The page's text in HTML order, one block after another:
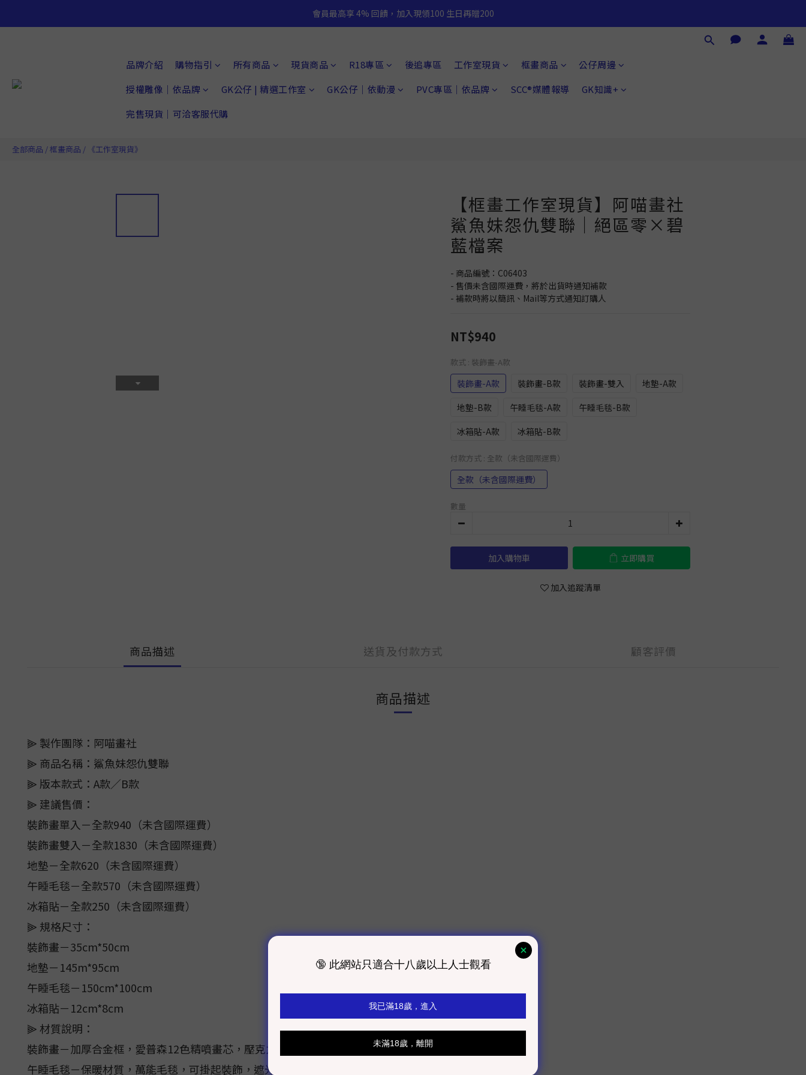
會員最高享 4% 回饋，加入現領100 生日再贈200
品牌介紹 購物指引 所有商品 現貨商品 R18專區 後追專區 工作室現貨 框畫商品
公仔周邊
授權雕像｜依品牌
GK公仔 | 精選工作室 GK公仔｜依動漫 PVC專區｜依品牌 SCC®媒體報導
GK知識+
完售現貨｜可洽客服代購
全部商品 /框畫商品 / 《工作室現貨》
【框畫工作室現貨】阿喵畫社
鯊魚妹怨仇雙聯｜絕區零×碧
藍檔案
- 商品編號：C06403
- 售價未含國際運費，將於出貨時通知補款
- 補款時將以簡訊、Mail等方式通知訂購人
NT$940
款式 : 裝飾畫-A款
裝飾畫-A款 裝飾畫-B款 裝飾畫-雙入
地墊-A款
地墊-B款
午睡毛毯-A款
午睡毛毯-B款
冰箱貼-A款
冰箱貼-B款
付款方式 : 全款（未含國際運費）
全款（未含國際運費）
數量
加入購物車 立即購買
加入追蹤清單
商品描述 送貨及付款方式 顧客評價
商品描述
⫸ 製作團隊：阿喵畫社
⫸ 商品名稱：鯊魚妹怨仇雙聯
⫸ 版本款式：A款／B款
⫸ 建議售價：
裝飾畫單入－全款940（未含國際運費）
裝飾畫雙入－全款1830（未含國際運費）
地墊－全款620（未含國際運費）
午睡毛毯－全款570（未含國際運費）
冰箱貼－全款250（未含國際運費）
⫸ 規格尺寸：
裝飾畫－35cm*50cm
地墊－145m*95cm
午睡毛毯－150cm*100cm
冰箱貼－12cm*8cm
⫸ 材質說明：
裝飾畫－加厚合金框，愛普森12色精噴畫芯，壓克力玻璃加厚防潮板，金屬掛鉤
午睡毛毯－保暖材質，萬能毛毯，可掛起裝飾，遮光耐溫鎖溫，精緻鎖邊
立即購買